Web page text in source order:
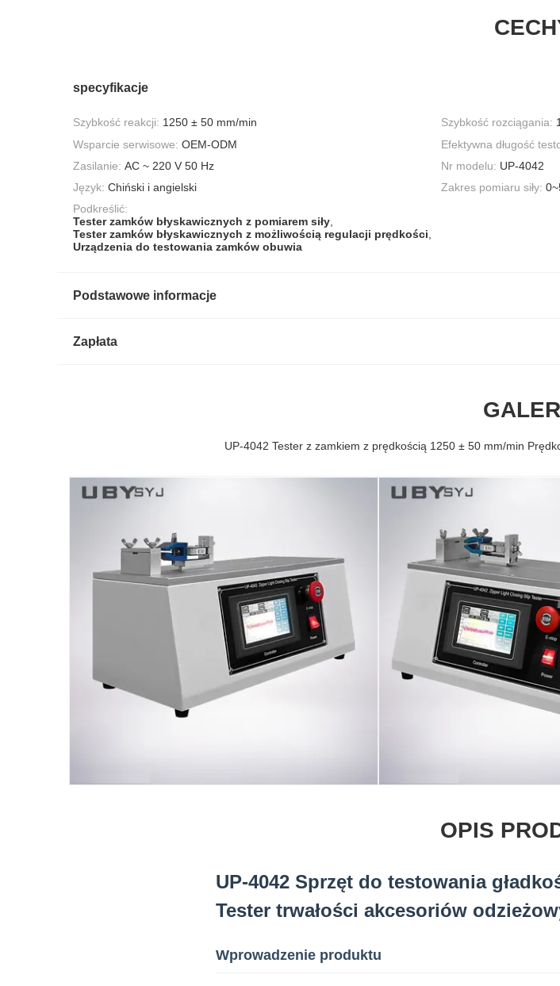
specyfikacje
Szybkość reakcji: 1250 ± 50 mm/min Szybkość rozciągania:
Wsparcie serwisowe: OEM-ODM Efektywna długość
Zasilanie: AC ~ 220 V 50 Hz Nr modelu: UP-4042
Język: Chiński i angielski Zakres pomiaru siły:
Podkreślić:
Tester zamków błyskawicznych z pomiarem siły,
Tester zamków błyskawicznych z możliwością regulacji prędkości,
Urządzenia do testowania zamków obuwia
Podstawowe informacje
Zapłata
UP-4042 Tester z zamkiem z prędkością 1250 ± 50 mm/min
OPIS
UP-4042 Sprzęt do testowania
Tester trwałości akcesoriów
Wprowadzenie produktu